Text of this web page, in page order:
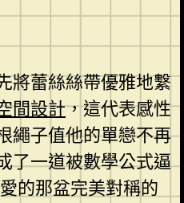
將蕾絲絲帶優雅地繫
間設計，這代表感性
繩子值他的單戀不再
了一道被數學公式逼
的那盆完美對稱的